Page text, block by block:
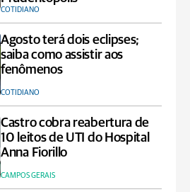
COTIDIANO
Agosto terá dois eclipses;
saiba como assistir aos
fenômenos
COTIDIANO
Castro cobra reabertura de
10 leitos de UTI do Hospital
Anna Fiorillo
CAMPOS GERAIS